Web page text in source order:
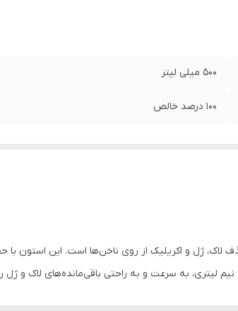
500 میلی لیتر
100 درصد خالص
لاک، ژل و اکریلیک از روی ناخن‌ها است. این استون با
لیتری، به سرعت و به راحتی باقی‌مانده‌های لاک و ژل